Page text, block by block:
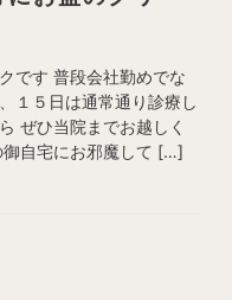
です 普段会社勤めでな
１５日は通常通り診療し
ぜひ当院までお越しく
御自宅にお邪魔して […]